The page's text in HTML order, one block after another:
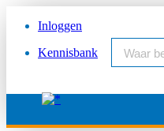
Inloggen
Kennisbank